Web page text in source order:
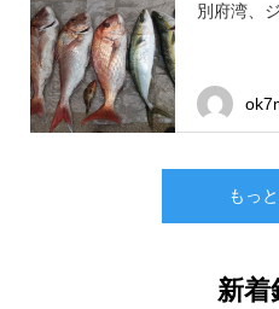
別府湾、
もっ
新着